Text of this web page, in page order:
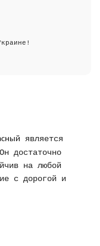
является
достаточно
на любой
с дорогой и